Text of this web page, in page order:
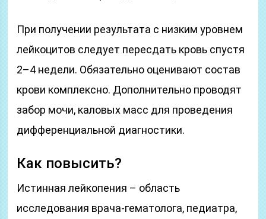
При получении результата с низким уровнем
лейкоцитов следует пересдать кровь спустя
2–4 недели. Обязательно оценивают состав
крови комплексно. Дополнительно проводят
забор мочи, каловых масс для проведения
дифференциальной диагностики.
Как повысить?
Истинная лейкопения – область
исследования врача-гематолога, педиатра,